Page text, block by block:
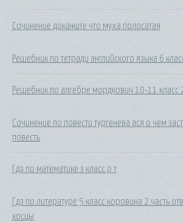
Сочинение докажите что муха полосатая
Решебник по тетради английского языка 6
Решебник по алгебре мордкович 10-11 класс
Сочинение по повести тургенева ася о чем
повесть
Гдз по математике з класс р т
Гдз по литературе 5 класс коровина 2 часть
косцы